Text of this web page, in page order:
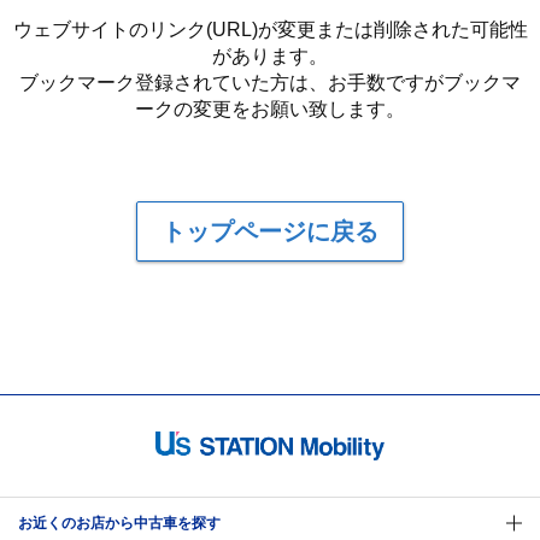
ウェブサイトのリンク(URL)が変更または削除された可能性
があります。
ブックマーク登録されていた方は、お手数ですがブックマ
ークの変更をお願い致します。
トップページに戻る
お近くのお店から中古車を探す